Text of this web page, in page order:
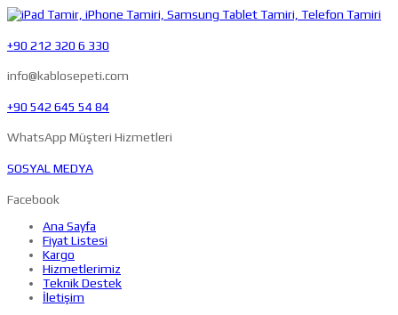
+90 212 320 6 330
info@kablosepeti.com
+90 542 645 54 84
WhatsApp Müşteri Hizmetleri
SOSYAL MEDYA
Facebook
Ana Sayfa
Fiyat Listesi
Kargo
Hizmetlerimiz
Teknik Destek
İletişim